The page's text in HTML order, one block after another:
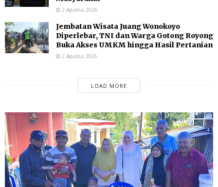
2 Agustus 2026
Jembatan Wisata Juang Wonokoyo
Diperlebar, TNI dan Warga Gotong Royong
Buka Akses UMKM hingga Hasil Pertanian
2 Agustus 2026
LOAD MORE